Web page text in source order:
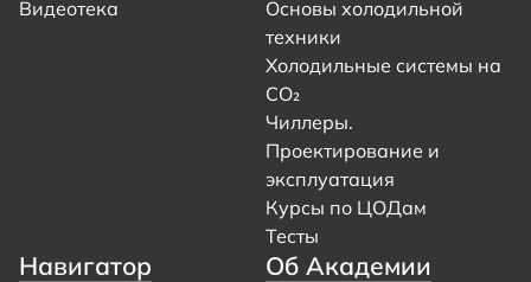
Видеотека
Основы холодильной
техники
Холодильные системы на
CO₂
Чиллеры.
Проектирование и
эксплуатация
Курсы по ЦОДам
Тесты
Навигатор Об Академии